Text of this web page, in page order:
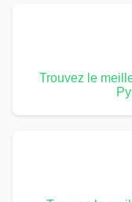
Trouvez le